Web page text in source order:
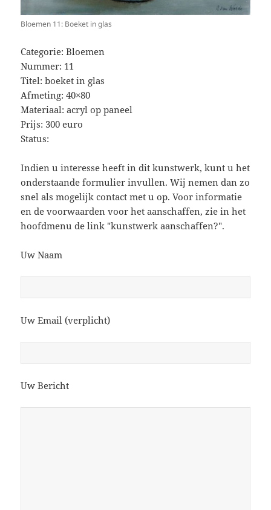
Bloemen 11: Boeket in glas
Categorie: Bloemen
Nummer: 11
Titel: boeket in glas
Afmeting: 40×80
Materiaal: acryl op paneel
Prijs: 300 euro
Status:
Indien u interesse heeft in dit kunstwerk, kunt u het
onderstaande formulier invullen. Wij nemen dan zo
snel als mogelijk contact met u op. Voor informatie
en de voorwaarden voor het aanschaffen, zie in het
hoofdmenu de link "kunstwerk aanschaffen?".
Uw Naam
Uw Email (verplicht)
Uw Bericht